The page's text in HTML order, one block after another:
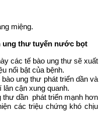
miệng.
ung thư tuyến nước bọt
các tế bào ung thư sẽ xuất
nổi bật của bệnh.
ung thư phát triển dần và
cận xung quanh.
thư dần phát triển mạnh hơn
các triệu chứng khó chịu